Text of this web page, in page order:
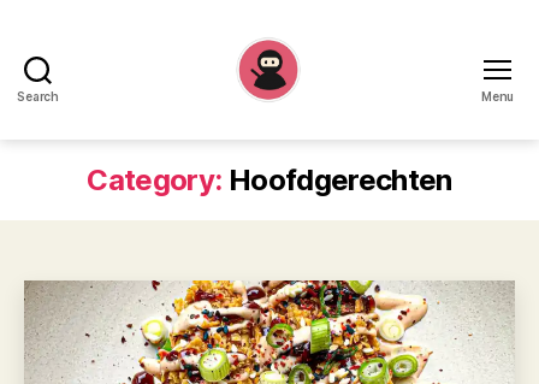
Search
Ninja
Menu
Category: Hoofdgerechten